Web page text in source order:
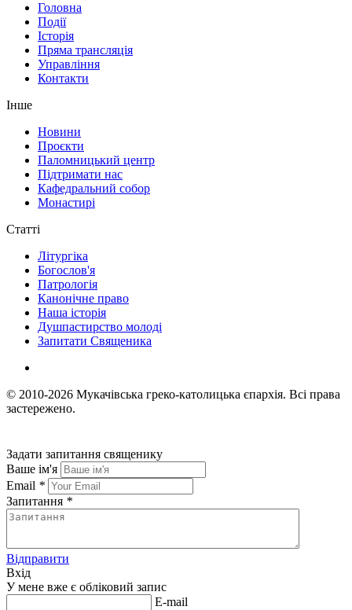
Головна
Події
Історія
Пряма трансляція
Управління
Контакти
Інше
Новини
Проєкти
Паломницький центр
Підтримати нас
Кафедральний собор
Монастирі
Статті
Літургіка
Богослов'я
Патрологія
Канонічне право
Наша історія
Душпастирство молоді
Запитати Священика
© 2010-2026 Мукачівська греко-католицька єпархія. Всі права
застережено.
Задати запитання священику
Ваше ім'я
Email *
Запитання *
Відправити
Вхід
У мене вже є обліковий запис
E-mail